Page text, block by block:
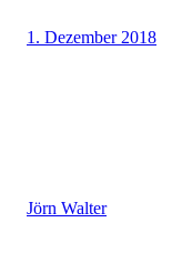
1. Dezember 2018
Jörn Walter